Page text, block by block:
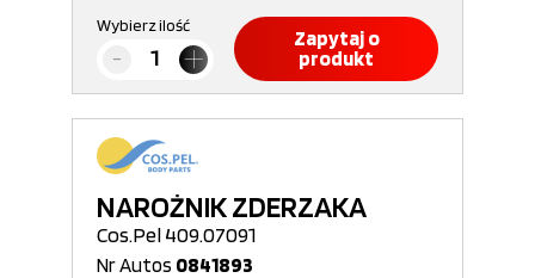
Wybierz ilość
Zapytaj o
produkt
NAROŻNIK ZDERZAKA
Cos.Pel 409.07091
Nr Autos 0841893